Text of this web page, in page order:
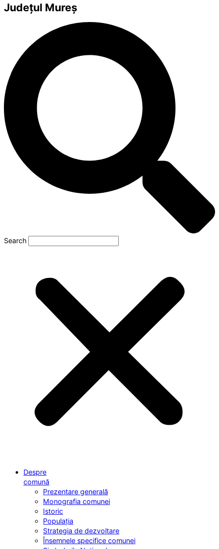
Județul Mureș
Search
Despre
comună
Prezentare generală
Monografia comunei
Istoric
Populația
Strategia de dezvoltare
Însemnele specifice comunei